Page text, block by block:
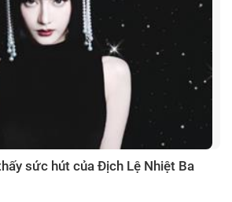
sức hút của Địch Lệ Nhiệt Ba